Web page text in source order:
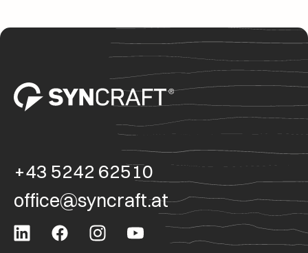
+43 5242 62510
office@syncraft.at